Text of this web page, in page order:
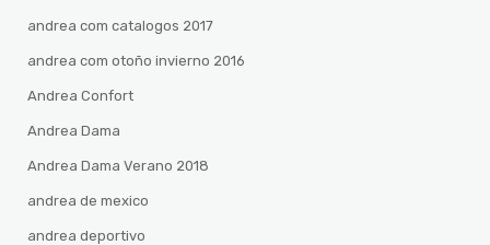
andrea com catalogos 2017
andrea com otoño invierno 2016
Andrea Confort
Andrea Dama
Andrea Dama Verano 2018
andrea de mexico
andrea deportivo